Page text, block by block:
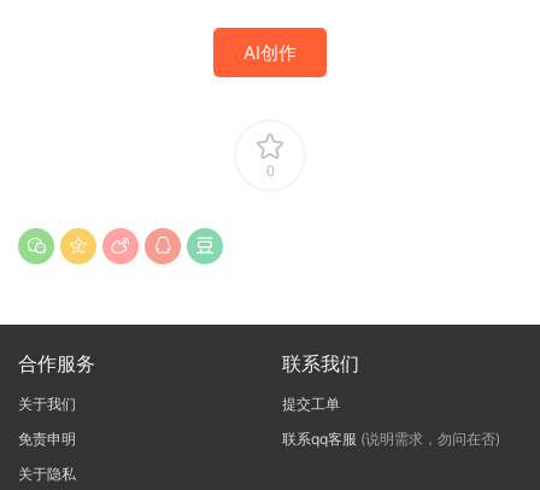
AI创作
0
合作服务
关于我们
免责申明
关于隐私
联系我们
提交工单
联系qq客服 (说明需求，勿问在否)